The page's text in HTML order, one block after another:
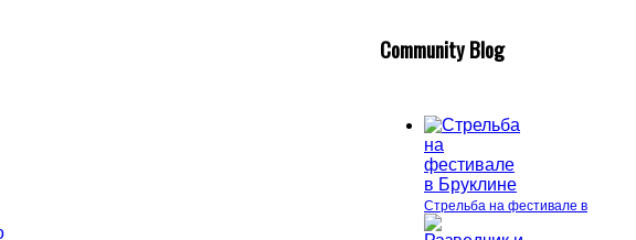
Community Blog
Стрельба на фестивале в